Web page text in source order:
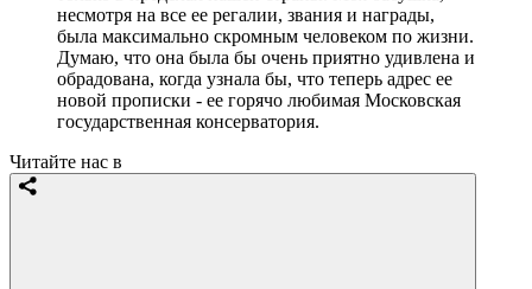
несмотря на все ее регалии, звания и награды,
была максимально скромным человеком по жизни.
Думаю, что она была бы очень приятно удивлена и
обрадована, когда узнала бы, что теперь адрес ее
новой прописки - ее горячо любимая Московская
государственная консерватория.
Читайте нас в